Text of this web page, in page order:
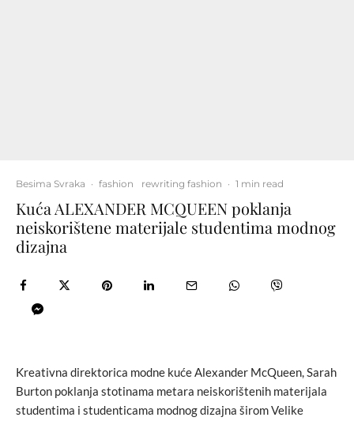
Besima Svraka · fashion rewriting fashion · 1 min read
Kuća ALEXANDER MCQUEEN poklanja
neiskorištene materijale studentima modnog
dizajna
Kreativna direktorica modne kuće Alexander McQueen, Sarah
Burton poklanja stotinama metara neiskorištenih materijala
studentima i studenticama modnog dizajna širom Velike